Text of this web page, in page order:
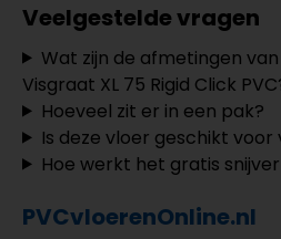
Veelgestelde vragen
Wat zijn de afmetingen
Visgraat XL 75 Rigid Click
Hoeveel zit er in een pak?
Is deze vloer geschikt
Hoe werkt het gratis
PVCvloerenOnline.nl